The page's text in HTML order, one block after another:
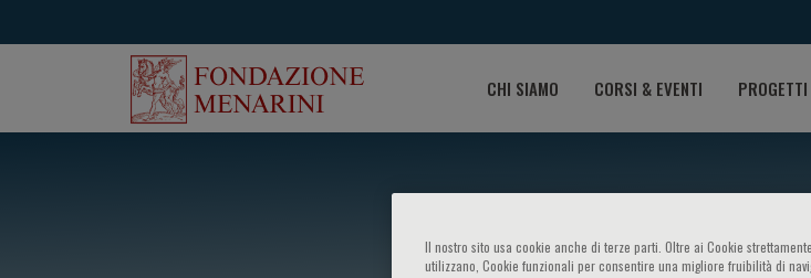
CHI SIAMO CORSI & EVENTI
Il nostro sito usa cookie anche di terze parti. Oltre ai Cookie
utilizzano, Cookie funzionali per consentire una migliore fruibilità di